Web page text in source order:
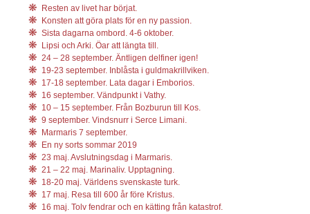
Resten av livet har börjat.
Konsten att göra plats för en ny passion.
Sista dagarna ombord. 4-6 oktober.
Lipsi och Arki. Öar att längta till.
24 – 28 september. Äntligen delfiner igen!
19-23 september. Inblåsta i guldmakrillviken.
17-18 september. Lata dagar i Emborios.
16 september. Vändpunkt i Vathy.
10 – 15 september. Från Bozburun till Kos.
9 september. Vindsnurr i Serce Limani.
Marmaris 7 september.
En ny sorts sommar 2019
23 maj. Avslutningsdag i Marmaris.
21 – 22 maj. Marinaliv. Upptagning.
18-20 maj. Världens svenskaste turk.
17 maj. Resa till 600 år före Kristus.
16 maj. Tolv fendrar och en kätting från katastrof.